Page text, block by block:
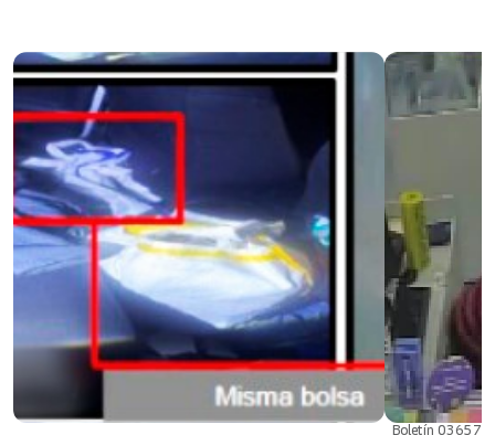
Boletín 03657